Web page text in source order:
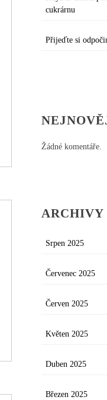
cukrárnu
Přijeďte si
Žádné komentáře.
ARCHIVY
Srpen 2025
Červenec 2025
Červen 2025
Květen 2025
Duben 2025
Březen 2025